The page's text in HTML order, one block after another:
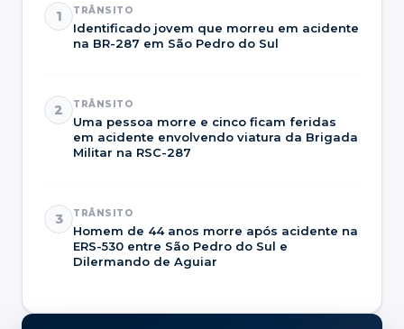
1 TRÂNSITO
Identificado jovem que morreu em acidente
na BR-287 em São Pedro do Sul
2 TRÂNSITO
Uma pessoa morre e cinco ficam feridas
em acidente envolvendo viatura da Brigada
Militar na RSC-287
3 TRÂNSITO
Homem de 44 anos morre após acidente na
ERS-530 entre São Pedro do Sul e
Dilermando de Aguiar